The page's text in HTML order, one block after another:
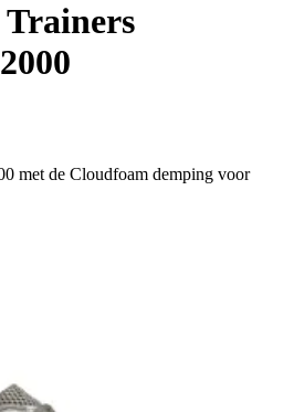
Trainers
met de Cloudfoam demping voor